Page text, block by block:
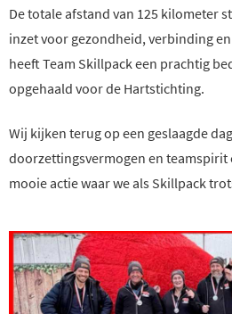
De totale afstand van 125 kilometer
inzet voor gezondheid, verbinding
heeft Team Skillpack een prachtig
opgehaald voor de Hartstichting.
Wij kijken terug op een geslaagde
doorzettingsvermogen en teamspirit
mooie actie waar we als Skillpack